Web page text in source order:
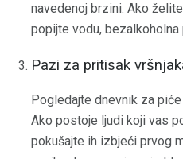
navedenoj brzini. Ako
popijte vodu, bezalkoholna
Pazi za pritisak
Pogledajte dnevnik za
Ako postoje ljudi koji vas
pokušajte ih izbjeći prvog